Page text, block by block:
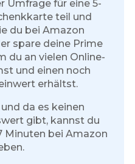
Umfrage für eine 5-
teil und
du bei Amazon
spare deine Prime
du an vielen Online-
und einen noch
erhältst.
da es keinen
gibt, kannst du
Minuten bei Amazon